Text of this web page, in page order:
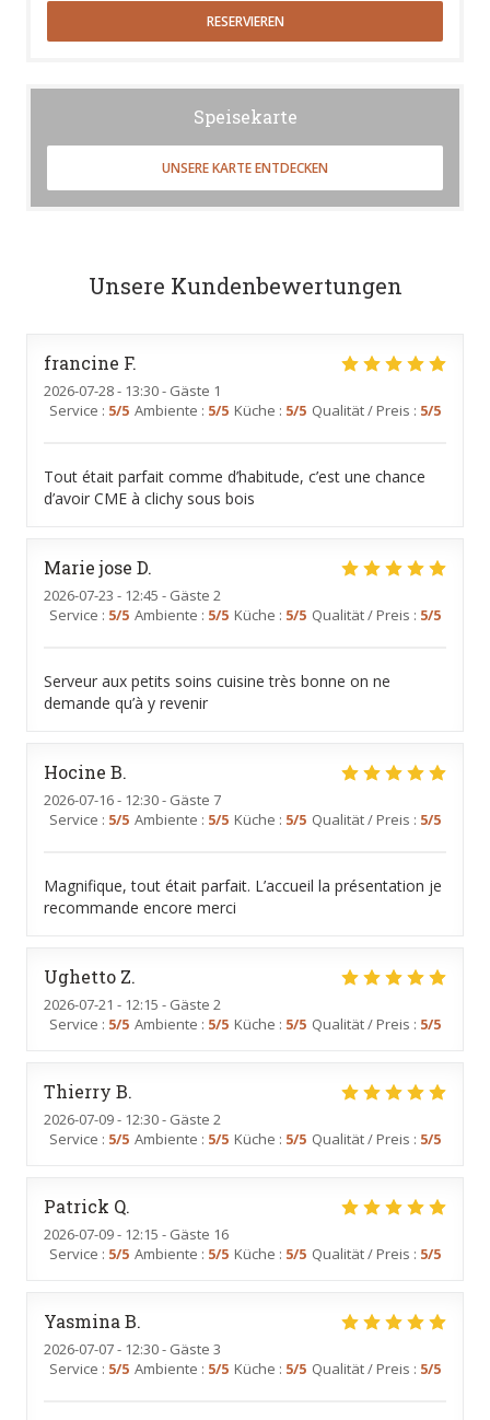
Unsere Kundenbewertungen
francine F
2026-07-28- 13:30 - Gäste 1
Service : 5/5 Ambiente : 5/5 Küche : 5/5 Qualität / Preis : 5/5
Tout était parfait comme d’habitude, c’est une chance
d’avoir CME à clichy sous bois
Marie jose D
2026-07-23 - 12:45 - Gäste 2
Service : 5/5 Ambiente : 5/5 Küche : 5/5 Qualität / Preis : 5/5
Serveur aux petits soins cuisine très bonne on ne
demande qu’à y revenir
Hocine B
2026-07-16- 12:30 - Gäste 7
Service : 5/5 Ambiente : 5/5 Küche : 5/5 Qualität / Preis : 5/5
Magnifique, tout était parfait. L’accueil la présentation je
recommande encore merci
Ughetto Z
2026-07-21 - 12:15 - Gäste 2
Service : 5/5 Ambiente : 5/5 Küche : 5/5 Qualität / Preis : 5/5
Thierry B
2026-07-09- 12:30 - Gäste 2
Service : 5/5 Ambiente : 5/5 Küche : 5/5 Qualität / Preis : 5/5
Patrick Q
2026-07-09- 12:15 - Gäste 16
Service : 5/5 Ambiente : 5/5 Küche : 5/5 Qualität / Preis : 5/5
Yasmina B
2026-07-07- 12:30 - Gäste 3
Service : 5/5 Ambiente : 5/5 Küche : 5/5 Qualität / Preis : 5/5
RESERVIEREN
Speisekarte
UNSERE KARTE ENTDECKEN